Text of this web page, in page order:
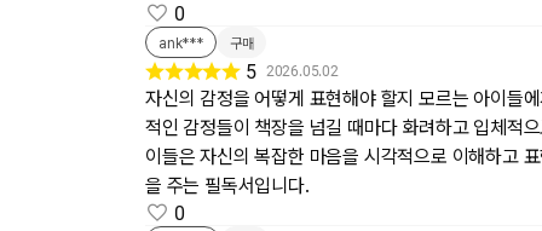
0
ank*** 구매
5 2026.05.02
자신의 감정을 어떻게 표현해야 할지 모르는 아이들
적인 감정들이 책장을 넘길 때마다 화려하고 입체적
이들은 자신의 복잡한 마음을 시각적으로 이해하고
을 주는 필독서입니다.
0